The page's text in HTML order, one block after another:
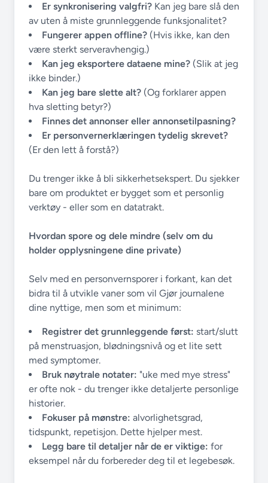
Er synkronisering valgfri? Kan jeg bare slå den
av uten å miste grunnleggende funksjonalitet?
Fungerer appen offline? (Hvis ikke, kan den
være sterkt serveravhengig.)
Kan jeg eksportere dataene mine? (Slik at jeg
ikke binder.)
Kan jeg bare slette alt? (Og forklarer appen
hva sletting betyr?)
Finnes det annonser eller annonsetilpasning?
Er personvernerklæringen tydelig skrevet?
(Er den lett å forstå?)
Du trenger ikke å bli sikkerhetsekspert. Du sjekker
bare om produktet er bygget som et personlig
verktøy - eller som en datatrakt.
Hvordan spore og dele mindre (selv om du
holder opplysningene dine private)
Selv med en personvernsporer i forkant, kan det
bidra til å utvikle vaner som vil Gjør journalene
dine nyttige, men som et minimum:
Registrer det grunnleggende først: start/slutt
på menstruasjon, blødningsnivå og et lite sett
med symptomer.
Bruk nøytrale notater: "uke med mye stress"
er ofte nok - du trenger ikke detaljerte personlige
historier.
Fokuser på mønstre: alvorlighetsgrad,
tidspunkt, repetisjon. Dette hjelper mest.
Legg bare til detaljer når de er viktige: for
eksempel når du forbereder deg til et legebesøk.